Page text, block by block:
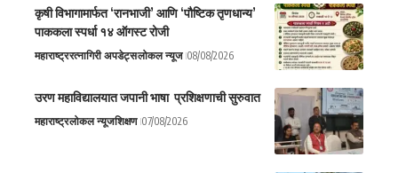
कृषी विभागामार्फत ‘रानभाजी’ आणि ‘पौष्टिक तृणधान्य’
पाककला स्पर्धा १४ ऑगस्ट रोजी
महाराष्ट्ररत्नागिरी अपडेट्सलोकल न्यूज 08/08/2026
उरण महाविद्यालयात जपानी भाषा प्रशिक्षणाची सुरुवात
महाराष्ट्रलोकल न्यूजशिक्षण 07/08/2026